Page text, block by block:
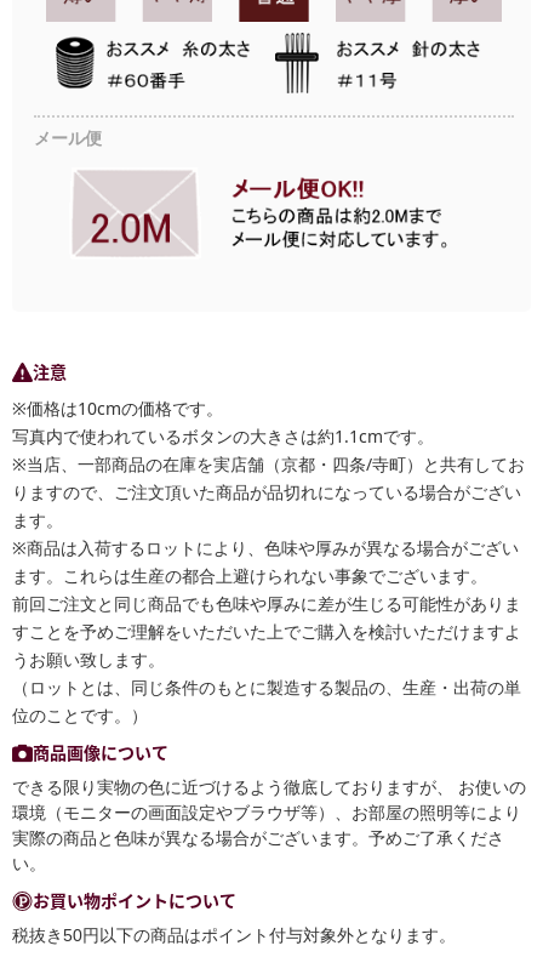
メール便
注意
※価格は10cmの価格です。
写真内で使われているボタンの大きさは約1.1cmです。
※当店、一部商品の在庫を実店舗（京都・四条/寺町）と共有してお
りますので、ご注文頂いた商品が品切れになっている場合がござい
ます。
※商品は入荷するロットにより、色味や厚みが異なる場合がござい
ます。これらは生産の都合上避けられない事象でございます。
前回ご注文と同じ商品でも色味や厚みに差が生じる可能性がありま
すことを予めご理解をいただいた上でご購入を検討いただけますよ
うお願い致します。
（ロットとは、同じ条件のもとに製造する製品の、生産・出荷の単
位のことです。）
商品画像について
できる限り実物の色に近づけるよう徹底しておりますが、 お使いの
環境（モニターの画面設定やブラウザ等）、お部屋の照明等により
実際の商品と色味が異なる場合がございます。予めご了承くださ
い。
お買い物ポイントについて
税抜き50円以下の商品はポイント付与対象外となります。